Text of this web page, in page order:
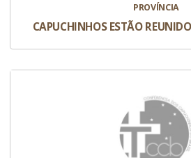
PROVÍNCIA
CAPUCHINHOS ESTÃO